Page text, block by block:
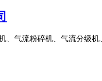
气流粉碎机、气流分级